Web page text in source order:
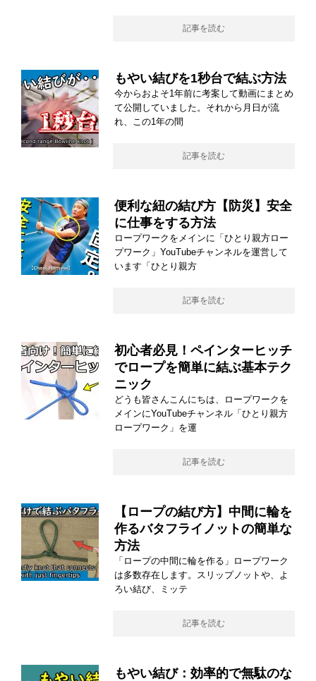
記事を読む
もやい結びを1秒台で結ぶ方法
今からおよそ1年前に考案して動画にまとめ
て公開していました。それから月日が流
れ、この1年の間
記事を読む
便利な紐の結び方【防災】安全
に仕事をする方法
ロープワークをメインに「ひとり親方ロー
プワーク」YouTubeチャンネルを運営して
います「ひとり親方
記事を読む
初心者必見！ペインターヒッチ
でロープを簡単に結ぶ基本テク
ニック
どうも皆さんこんにちは、ロープワークを
メインにYouTubeチャンネル「ひとり親方
ロープワーク」を運
記事を読む
【ロープの結び方】中間に輪を
作るバタフライノットの簡単な
方法
「ロープの中間に輪を作る」ロープワーク
は多数存在します。スリップノットや、よ
ろい結び、ミッテ
記事を読む
もやい結び：効率的で無駄のな